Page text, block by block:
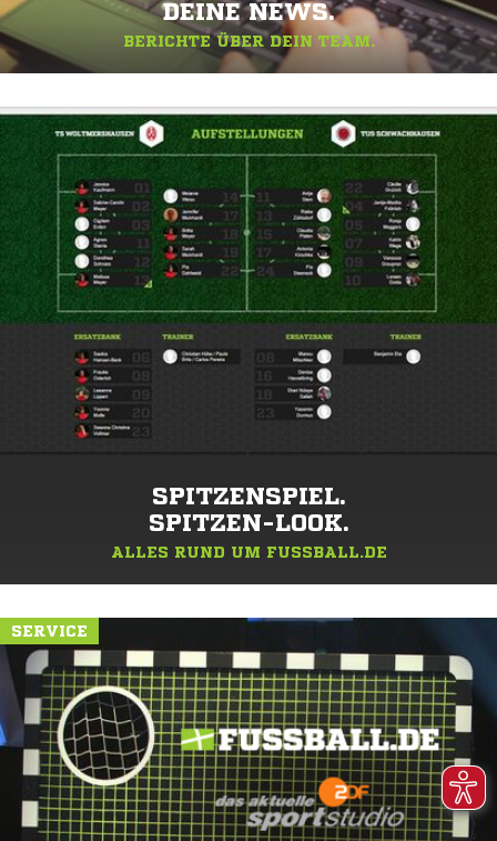
DEINE NEWS.
BERICHTE ÜBER DEIN TEAM.
SPITZENSPIEL.
SPITZEN-LOOK.
ALLES RUND UM FUSSBALL.DE
SERVICE